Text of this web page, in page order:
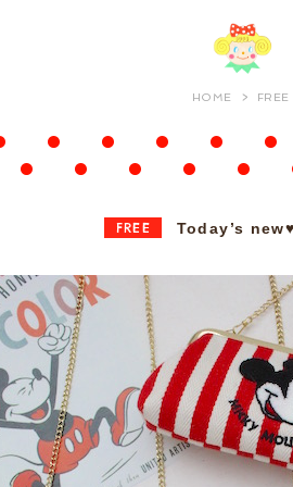
HOME FREE
FREE Today’s new♥